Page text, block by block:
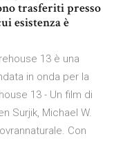
trasferiti presso
esistenza è
13 è una
in onda per la
13 - Un film di
Surjik, Michael W.
Con